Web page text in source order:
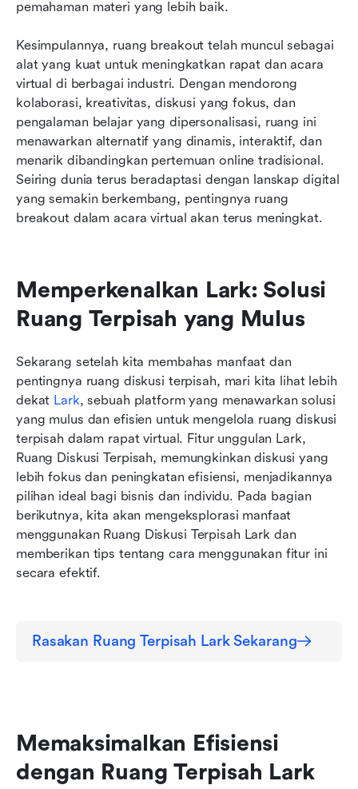
pemahaman materi yang lebih baik.
Kesimpulannya, ruang breakout telah muncul sebagai
alat yang kuat untuk meningkatkan rapat dan acara
virtual di berbagai industri. Dengan mendorong
kolaborasi, kreativitas, diskusi yang fokus, dan
pengalaman belajar yang dipersonalisasi, ruang ini
menawarkan alternatif yang dinamis, interaktif, dan
menarik dibandingkan pertemuan online tradisional.
Seiring dunia terus beradaptasi dengan lanskap digital
yang semakin berkembang, pentingnya ruang
breakout dalam acara virtual akan terus meningkat.
Memperkenalkan Lark: Solusi
Ruang Terpisah yang Mulus
Sekarang setelah kita membahas manfaat dan
pentingnya ruang diskusi terpisah, mari kita lihat lebih
dekat Lark, sebuah platform yang menawarkan solusi
yang mulus dan efisien untuk mengelola ruang diskusi
terpisah dalam rapat virtual. Fitur unggulan Lark,
Ruang Diskusi Terpisah, memungkinkan diskusi yang
lebih fokus dan peningkatan efisiensi, menjadikannya
pilihan ideal bagi bisnis dan individu. Pada bagian
berikutnya, kita akan mengeksplorasi manfaat
menggunakan Ruang Diskusi Terpisah Lark dan
memberikan tips tentang cara menggunakan fitur ini
secara efektif.
Rasakan Ruang Terpisah Lark Sekarang
Memaksimalkan Efisiensi
dengan Ruang Terpisah Lark